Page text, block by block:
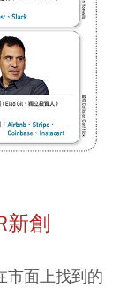
創
市面上找到的